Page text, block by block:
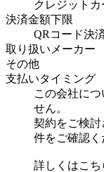
クレジット
決済金額下限
QRコード決
取り扱いメーカー
その他
支払いタイミング
この会社に
せん。
契約をご検
件をご確認く
詳しくはこち